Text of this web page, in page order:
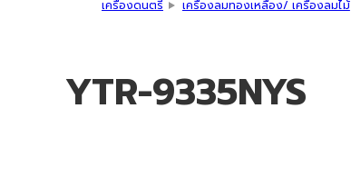
เครื่องดนตรี เครื่องลมทองเหลือง/ เครื่องลมไม้
YTR-9335NYS